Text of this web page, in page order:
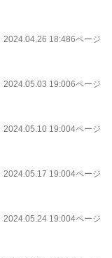
2024.04.26 18:486ページ
2024.05.03 19:006ページ
2024.05.10 19:004ページ
2024.05.17 19:004ページ
2024.05.24 19:004ページ